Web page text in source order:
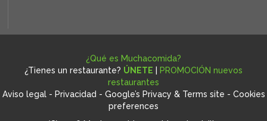
¿Qué es Muchacomida?
¿Tienes un restaurante? ÚNETE
PROMOCIÓN nuevos
restaurantes
Aviso legal - Privacidad - Google’s Privacy & Terms site - Cookies
preferences